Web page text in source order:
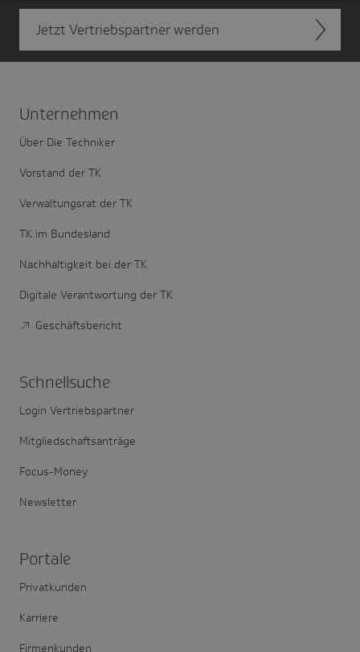
Jetzt Vertriebs­partner werden
Unter­nehmen
Über Die Techniker
Vorstand der TK
Verwaltungsrat der TK
TK im Bundesland
Nachhaltigkeit bei der TK
Digitale Verantwortung der TK
Geschäftsbericht
Schnell­suche
Login Vertriebspartner
Mitgliedschaftsanträge
Focus-Money
Newsletter
Portale
Privatkunden
Karriere
Firmenkunden